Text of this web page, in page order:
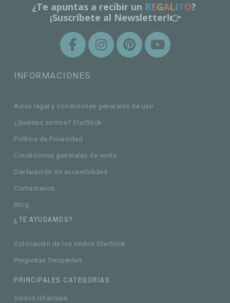
¿Te apuntas a recibir un REGALITO?
¡Suscríbete al Newsletter!👉
INFORMACIONES
Aviso legal y condiciones generales de uso
¿Quiénes somos? StarStick
Política de Privacidad
Condiciones generales de venta
Declaración de accesibilidad
Contáctanos
Blog
¿TE AYUDAMOS?
Colocación de los vinilos StarStick
Preguntas frecuentes
PRINCIPALES CATEGORÍAS
Vinilos infantiles